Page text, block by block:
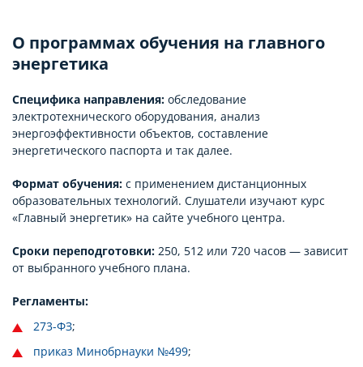
О программах обучения на главного
энергетика
Специфика направления: обследование
электротехнического оборудования, анализ
энергоэффективности объектов, составление
энергетического паспорта и так далее.
Формат обучения: с применением дистанционных
образовательных технологий. Слушатели изучают курс
«Главный энергетик» на сайте учебного центра.
Сроки переподготовки: 250, 512 или 720 часов — зависит
от выбранного учебного плана.
Регламенты:
273-ФЗ;
приказ Минобрнауки №499;